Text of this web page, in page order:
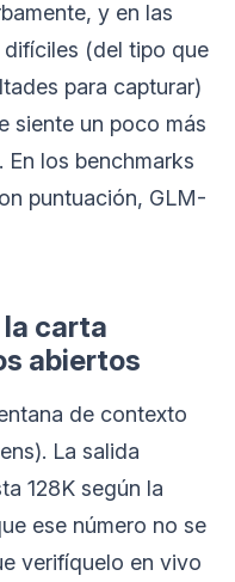
y en las
(del tipo que
para capturar)
siente un poco más
En los benchmarks
puntuación, GLM-
carta
abiertos
de contexto
La salida
128K según la
ese número no se
verifíquelo en vivo